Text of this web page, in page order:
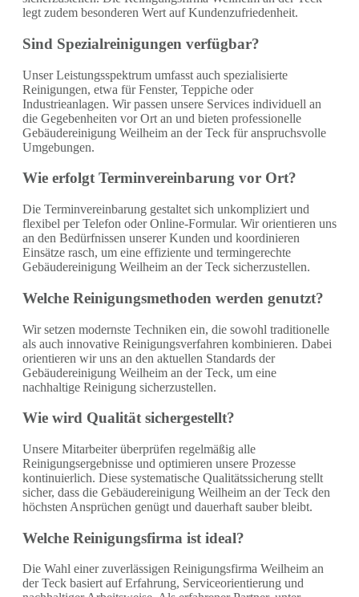
legt zudem besonderen Wert auf Kundenzufriedenheit.
Sind Spezialreinigungen verfügbar?
Unser Leistungsspektrum umfasst auch spezialisierte
Reinigungen, etwa für Fenster, Teppiche oder
Industrieanlagen. Wir passen unsere Services individuell an
die Gegebenheiten vor Ort an und bieten professionelle
Gebäudereinigung Weilheim an der Teck für anspruchsvolle
Umgebungen.
Wie erfolgt Terminvereinbarung vor Ort?
Die Terminvereinbarung gestaltet sich unkompliziert und
flexibel per Telefon oder Online-Formular. Wir orientieren uns
an den Bedürfnissen unserer Kunden und koordinieren
Einsätze rasch, um eine effiziente und termingerechte
Gebäudereinigung Weilheim an der Teck sicherzustellen.
Welche Reinigungsmethoden werden genutzt?
Wir setzen modernste Techniken ein, die sowohl traditionelle
als auch innovative Reinigungsverfahren kombinieren. Dabei
orientieren wir uns an den aktuellen Standards der
Gebäudereinigung Weilheim an der Teck, um eine
nachhaltige Reinigung sicherzustellen.
Wie wird Qualität sichergestellt?
Unsere Mitarbeiter überprüfen regelmäßig alle
Reinigungsergebnisse und optimieren unsere Prozesse
kontinuierlich. Diese systematische Qualitätssicherung stellt
sicher, dass die Gebäudereinigung Weilheim an der Teck den
höchsten Ansprüchen genügt und dauerhaft sauber bleibt.
Welche Reinigungsfirma ist ideal?
Die Wahl einer zuverlässigen Reinigungsfirma Weilheim an
der Teck basiert auf Erfahrung, Serviceorientierung und